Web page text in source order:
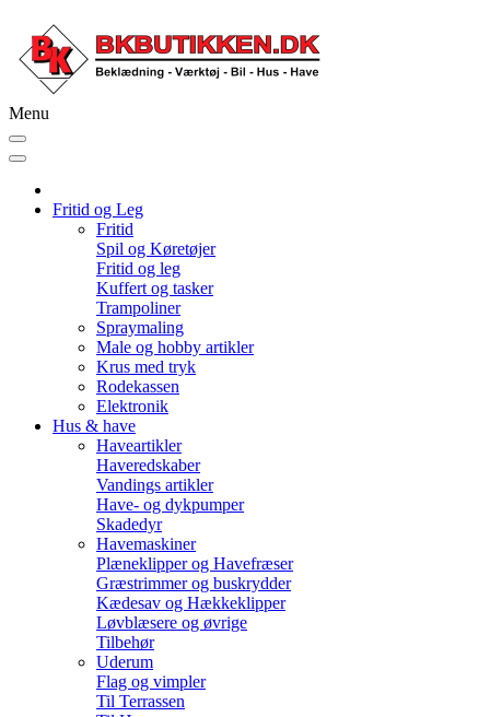
Menu
Fritid og Leg
Fritid
Spil og Køretøjer
Fritid og leg
Kuffert og tasker
Trampoliner
Spraymaling
Male og hobby artikler
Krus med tryk
Rodekassen
Elektronik
Hus & have
Haveartikler
Haveredskaber
Vandings artikler
Have- og dykpumper
Skadedyr
Havemaskiner
Plæneklipper og Havefræser
Græstrimmer og buskrydder
Kædesav og Hækkeklipper
Løvblæsere og øvrige
Tilbehør
Uderum
Flag og vimpler
Til Terrassen